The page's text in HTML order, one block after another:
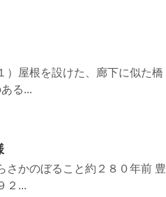
）屋根を設けた、廊下に似た橋
る...
さかのぼること約２８０年前 豊
２...